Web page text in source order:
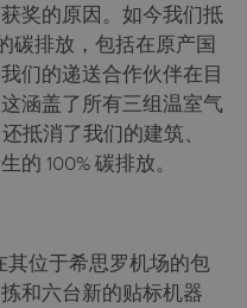
奖的原因。如今我们抵
碳排放，包括在原产国
们的递送合作伙伴在目
涵盖了所有三组温室气
抵消了我们的建筑、
100% 碳排放。
其位于希思罗机场的包
和六台新的贴标机器